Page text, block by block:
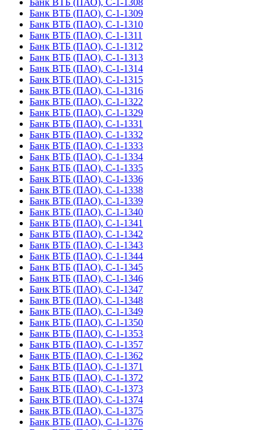
Банк ВТБ (ПАО), С-1-1308
Банк ВТБ (ПАО), С-1-1309
Банк ВТБ (ПАО), С-1-1310
Банк ВТБ (ПАО), С-1-1311
Банк ВТБ (ПАО), С-1-1312
Банк ВТБ (ПАО), С-1-1313
Банк ВТБ (ПАО), С-1-1314
Банк ВТБ (ПАО), С-1-1315
Банк ВТБ (ПАО), С-1-1316
Банк ВТБ (ПАО), С-1-1322
Банк ВТБ (ПАО), С-1-1329
Банк ВТБ (ПАО), С-1-1331
Банк ВТБ (ПАО), С-1-1332
Банк ВТБ (ПАО), С-1-1333
Банк ВТБ (ПАО), С-1-1334
Банк ВТБ (ПАО), С-1-1335
Банк ВТБ (ПАО), С-1-1336
Банк ВТБ (ПАО), С-1-1338
Банк ВТБ (ПАО), С-1-1339
Банк ВТБ (ПАО), С-1-1340
Банк ВТБ (ПАО), С-1-1341
Банк ВТБ (ПАО), С-1-1342
Банк ВТБ (ПАО), С-1-1343
Банк ВТБ (ПАО), С-1-1344
Банк ВТБ (ПАО), С-1-1345
Банк ВТБ (ПАО), С-1-1346
Банк ВТБ (ПАО), С-1-1347
Банк ВТБ (ПАО), С-1-1348
Банк ВТБ (ПАО), С-1-1349
Банк ВТБ (ПАО), С-1-1350
Банк ВТБ (ПАО), С-1-1353
Банк ВТБ (ПАО), С-1-1357
Банк ВТБ (ПАО), С-1-1362
Банк ВТБ (ПАО), С-1-1371
Банк ВТБ (ПАО), С-1-1372
Банк ВТБ (ПАО), С-1-1373
Банк ВТБ (ПАО), С-1-1374
Банк ВТБ (ПАО), С-1-1375
Банк ВТБ (ПАО), С-1-1376